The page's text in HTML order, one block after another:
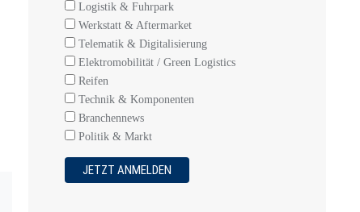
Logistik & Fuhrpark
Werkstatt & Aftermarket
Telematik & Digitalisierung
Elektromobilität / Green Logistics
Reifen
Technik & Komponenten
Branchennews
Politik & Markt